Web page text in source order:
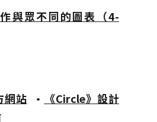
作與眾不同的圖表（4-
網站 •
《Circle》設計